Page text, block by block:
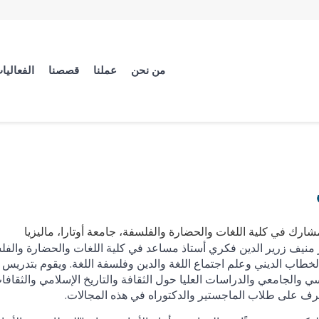
من نحن عملنا قصصنا
في كلية اللغات والحضارة والفلسفة، جامعة أوتارا، ماليزيا
منيف زرير الدين فكري أستاذ مساعد في كلية اللغات والحضارة
الديني وعلم اجتماع اللغة والدين وفلسفة اللغة. ويقوم
والجامعي والدراسات العليا حول الثقافة والتاريخ الإسلامي
على طلاب الماجستير والدكتوراه في هذه المجالات.